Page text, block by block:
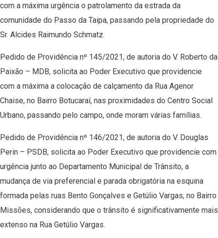
com a máxima urgência o patrolamento da estrada da
comunidade do Passo da Taipa, passando pela propriedade do
Sr. Alcides Raimundo Schmatz.
Pedido de Providência nº 145/2021, de autoria do V. Roberto da
Paixão – MDB, solicita ao Poder Executivo que providencie
com a máxima a colocação de calçamento da Rua Agenor
Chaise, no Bairro Botucaraí, nas proximidades do Centro Social
Urbano, passando pelo campo, onde moram várias famílias.
Pedido de Providência nº 146/2021, de autoria do V. Douglas
Perin – PSDB, solicita ao Poder Executivo que providencie com
urgência junto ao Departamento Municipal de Trânsito, a
mudança de via preferencial e parada obrigatória na esquina
formada pelas ruas Bento Gonçalves e Getúlio Vargas, no Bairro
Missões, considerando que o trânsito é significativamente mais
extenso na Rua Getúlio Vargas.